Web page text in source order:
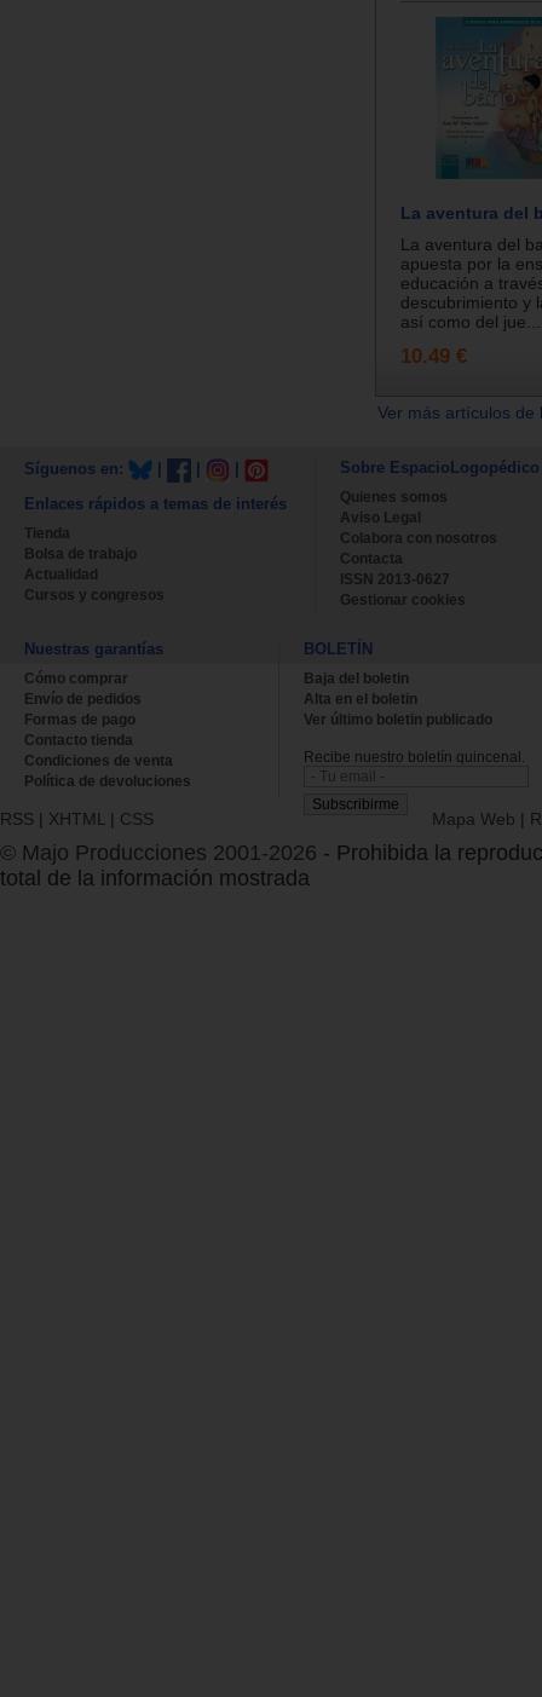
La aventura del
La aventura del
apuesta por la
educación a
descubrimiento y
así como del jue...
10.49 €
Ver más artículos
Síguenos en:
Enlaces rápidos a temas de interés
Tienda
Bolsa de trabajo
Actualidad
Cursos y congresos
Sobre EspacioLogopédico
Quienes somos
Aviso Legal
Colabora con nosotros
Contacta
ISSN 2013-0627
Gestionar cookies
Nuestras garantías
Cómo comprar
Envío de pedidos
Formas de pago
Contacto tienda
Condiciones de venta
Política de devoluciones
BOLETÍN
Baja del boletin
Alta en el boletin
Ver último boletin publicado
Recibe nuestro boletín quincenal.
RSS | XHTML | CSS Mapa Web |
© Majo Producciones 2001-2026 - Prohibida la
total de la información mostrada